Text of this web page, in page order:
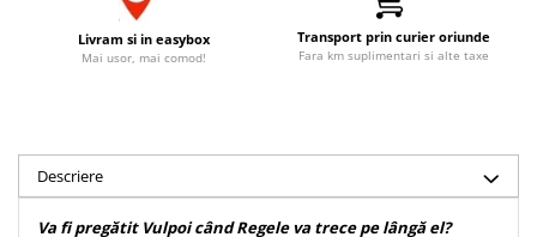
Literatura
Biografii
Tablouri din lemn
Pungi cadou cu versete
Semne de carte
Carti postaleLivram si in easybox
Mai usor, mai comod!
Transport prin curier oriunde
Fara km suplimentari si alte taxe
Descriere
Va fi pregătit Vulpoi când Regele va trece pe lângă el?